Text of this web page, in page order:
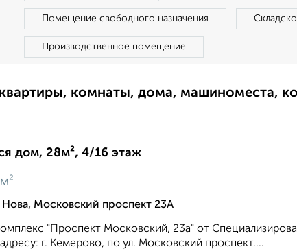
Помещение свободного назначения
Производственное помещение
комнаты, дома, машиноместа,
дом, 28м², 4/16 этаж
Московский проспект 23А
"Проспект Московский, 23а" от
г. Кемерово, по ул. Московский проспект....